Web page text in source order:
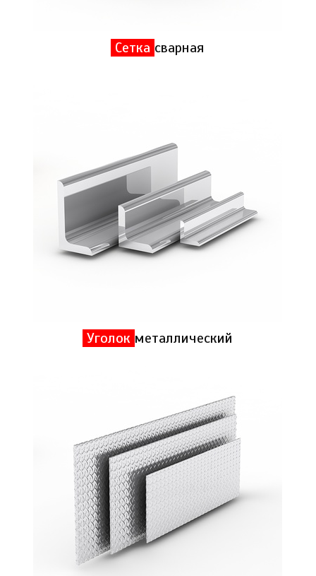
Сетка сварная
Уголок металлический